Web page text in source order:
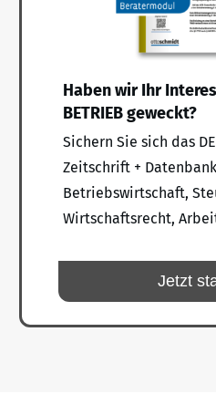
Haben wir Ihr
BETRIEB geweckt?
Sichern Sie sich das
Zeitschrift +
Betriebswirtschaft,
Wirtschaftsrecht,
Jetzt